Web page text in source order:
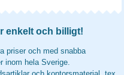
enkelt och billigt!
priser och med snabba
inom hela Sverige.